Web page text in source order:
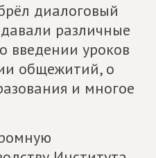
диалоговый
различные
введении уроков
общежитий, о
и многое